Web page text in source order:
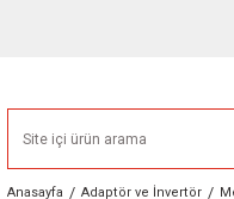
Anasayfa Adaptör ve İnvertör